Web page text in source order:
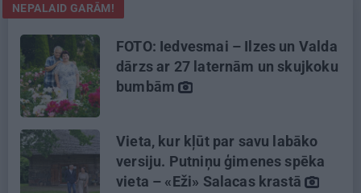
NEPALAID GARĀM!
FOTO: Iedvesmai – Ilzes un Valda
dārzs ar 27 laternām un skujkoku
bumbām
Vieta, kur kļūt par savu labāko
versiju. Putniņu ģimenes spēka
vieta – «Eži» Salacas krastā